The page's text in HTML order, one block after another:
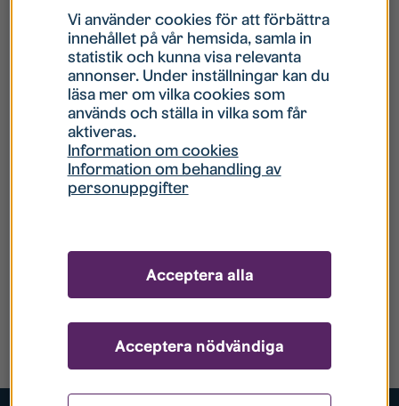
Vi använder cookies för att förbättra
innehållet på vår hemsida, samla in
statistik och kunna visa relevanta
annonser. Under inställningar kan du
läsa mer om vilka cookies som
används och ställa in vilka som får
aktiveras.
Information om cookies
Information om behandling av
personuppgifter
Acceptera nödvändiga
Acceptera alla